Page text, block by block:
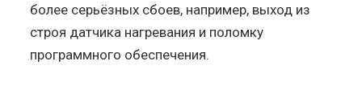
более серьёзных сбоев, например, выход из
строя датчика нагревания и поломку
программного обеспечения.